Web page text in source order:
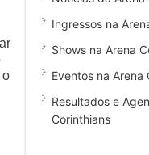
o
Ingressos na
Shows na Arena
Eventos na Arena
Resultados e
Corinthians